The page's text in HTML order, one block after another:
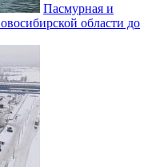
Пасмурная и
области до